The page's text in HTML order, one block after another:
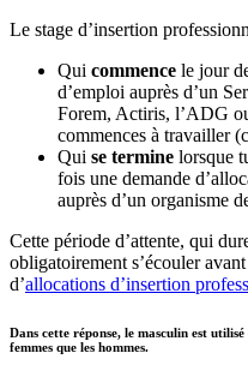
Le stage d’insertion
Qui commence le jour
d’emploi auprès d’un
Forem, Actiris, l’ADG
commences à travailler
Qui se termine lorsque
fois une demande
auprès d’un organisme
Cette période d’attente, qui
obligatoirement s’écouler
d’allocations d’insertion
Dans cette réponse, le masculin est
femmes que les hommes.